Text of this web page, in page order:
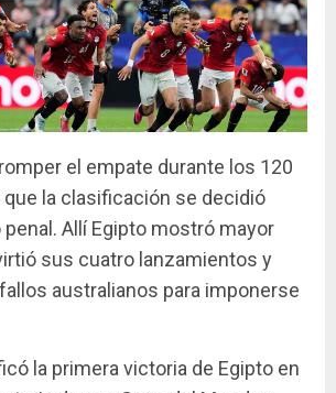
el empate durante los 120
la clasificación se decidió
Allí Egipto mostró mayor
sus cuatro lanzamientos y
australianos para imponerse
la primera victoria de Egipto en